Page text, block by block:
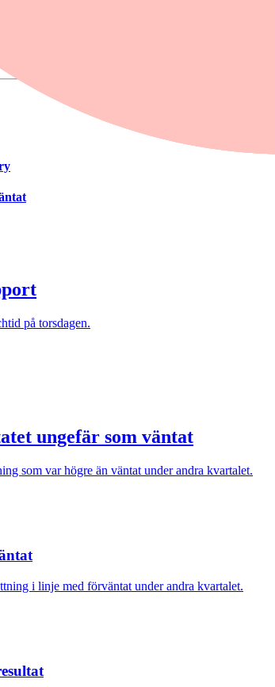
på torsdagen.
ungefär som väntat
som var högre än väntat under andra kvartalet.
i linje med förväntat under andra kvartalet.